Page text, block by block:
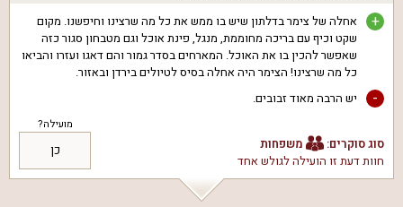
+
אחלה של צימר בדלתון שיש בו ממש את כל מה שרצינו וחיפשנו. מקום
שקט וכיף עם בריכה מחוממת, מנגל, פינת אוכל וגם מטבחון סגור כזה
שאפשר להכין בו את האוכל. המארחים בסדר גמור והם דאגו ועזרו והביאו
כל מה שרצינו! הצימר היה אחלה בסיס לטיולים בירדן ובאזור.
- יש הרבה מאוד זבובים.
סוג סוקרים:
משפחות
חוות דעת זו הועילה לגולש אחד
מועילה?
כן